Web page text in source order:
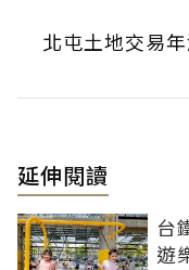
北屯土地交易
延伸閱讀
台
遊